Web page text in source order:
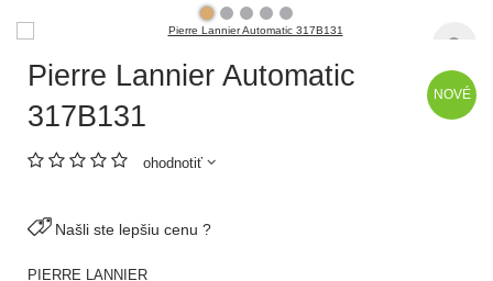
NOVÉ
Pierre Lannier Automatic
317B131
ohodnotiť
Našli ste lepšiu cenu ?
PIERRE LANNIER